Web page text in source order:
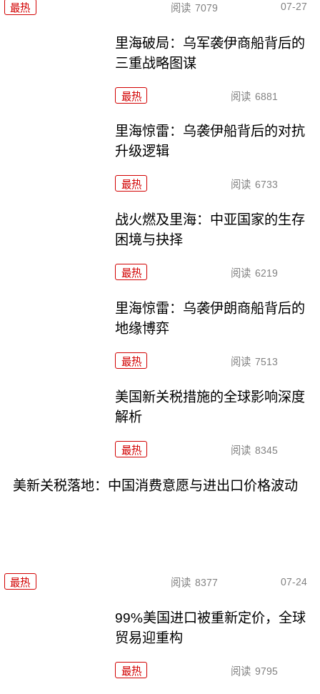
最热 阅读 7079 07-27
里海破局：乌军袭伊商船背后的
三重战略图谋
最热 阅读 6881
里海惊雷：乌袭伊船背后的对抗
升级逻辑
最热 阅读 6733
战火燃及里海：中亚国家的生存
困境与抉择
最热 阅读 6219
里海惊雷：乌袭伊朗商船背后的
地缘博弈
最热 阅读 7513
美国新关税措施的全球影响深度
解析
最热 阅读 8345
美新关税落地：中国消费意愿与进出口价格波动
最热 阅读 8377 07-24
99%美国进口被重新定价，全球
贸易迎重构
最热 阅读 9795